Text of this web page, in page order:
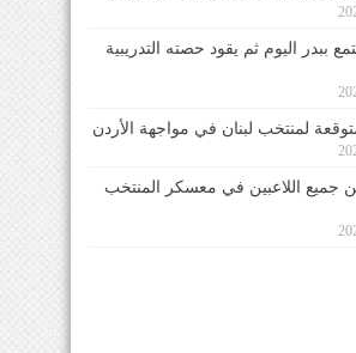
ببدر اليوم ثم يقود حصته التدريبية
لمنتخب لبنان في مواجهة الأردن
من جميع اللاعبين في معسكر المنتخب